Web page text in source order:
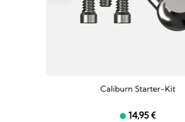
Caliburn Starter-Kit
14,95 €